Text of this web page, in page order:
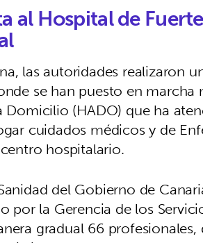
al Hospital de
las autoridades realizaron
se han puesto en
(HADO) que ha
cuidados médicos y de
hospitalario.
del Gobierno de
por la Gerencia de los
gradual 66